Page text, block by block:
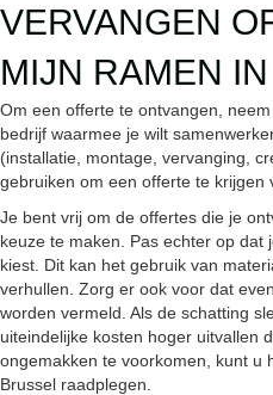
VERVANGEN
MIJN RAMEN
Om een offerte te ontvangen,
bedrijf waarmee je wilt
(installatie, montage, vervanging,
gebruiken om een offerte te krijgen
Je bent vrij om de offertes die je
keuze te maken. Pas echter op dat
kiest. Dit kan het gebruik van
verhullen. Zorg er ook voor dat
worden vermeld. Als de schatting
uiteindelijke kosten hoger uitvallen
ongemakken te voorkomen, kunt u
Brussel raadplegen.